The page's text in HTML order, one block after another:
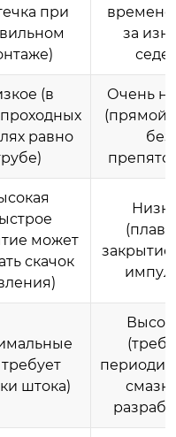
при
за
(в
равно
Очень
(прямой
без
может
скачок
закрытие
штока)